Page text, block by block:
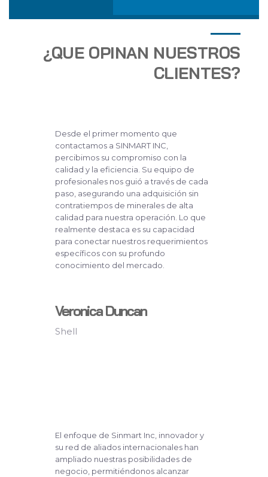
¿QUE OPINAN NUESTROS
CLIENTES?
Desde el primer momento que
contactamos a SINMART INC,
percibimos su compromiso con la
calidad y la eficiencia. Su equipo de
profesionales nos guió a través de cada
paso, asegurando una adquisición sin
contratiempos de minerales de alta
calidad para nuestra operación. Lo que
realmente destaca es su capacidad
para conectar nuestros requerimientos
específicos con su profundo
conocimiento del mercado.
Veronica Duncan
Shell
El enfoque de Sinmart Inc, innovador y
su red de aliados internacionales han
ampliado nuestras posibilidades de
negocio, permitiéndonos alcanzar